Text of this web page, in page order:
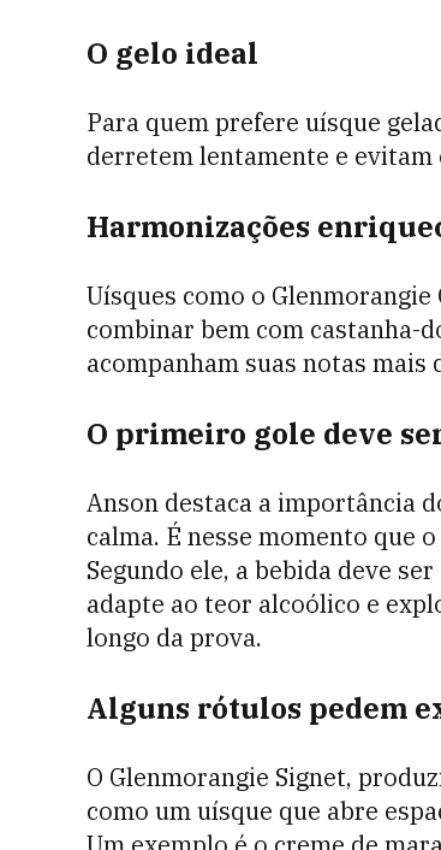
O gelo ideal
Para quem prefere uísque
derretem lentamente e evitam
Harmonizações
Uísques como o
combinar bem com castanha-
acompanham suas notas
O primeiro gole deve
Anson destaca a importância
calma. É nesse momento que
Segundo ele, a bebida deve
adapte ao teor alcoólico e
longo da prova.
Alguns rótulos pedem
O Glenmorangie Signet,
como um uísque que abre